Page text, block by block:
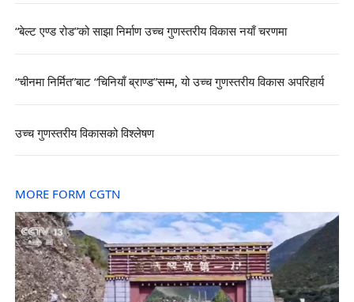
“बेल्ट एण्ड रोड”को साझा निर्माण उच्च गुणस्तरीय विकास नयाँ चरणमा
“चीनमा निर्मित”बाट “चिनियाँ ब्राण्ड”सम्म, यो उच्च गुणस्तरीय विकास अपरिहार्य
उच्च गुणस्तरीय विकासको विश्लेषण
MORE FORM CGTN